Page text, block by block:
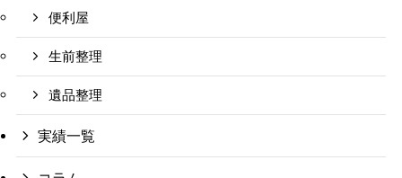
便利屋
生前整理
遺品整理
実績一覧